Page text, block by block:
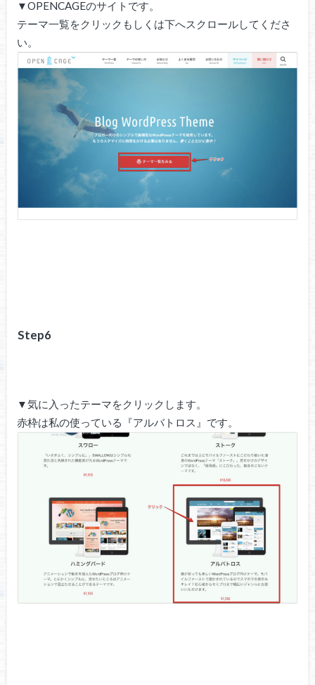
▼OPENCAGEのサイトです。
テーマ一覧をクリックもしくは下へスクロールしてくださ
い。
Step6
▼気に入ったテーマをクリックします。
赤枠は私の使っている『アルバトロス』です。